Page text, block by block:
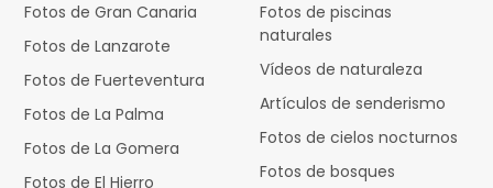
Fotos de Gran Canaria
Fotos de Lanzarote
Fotos de Fuerteventura
Fotos de La Palma
Fotos de La Gomera
Fotos de El Hierro
Fotos de piscinas
naturales
Vídeos de naturaleza
Artículos de senderismo
Fotos de cielos nocturnos
Fotos de bosques